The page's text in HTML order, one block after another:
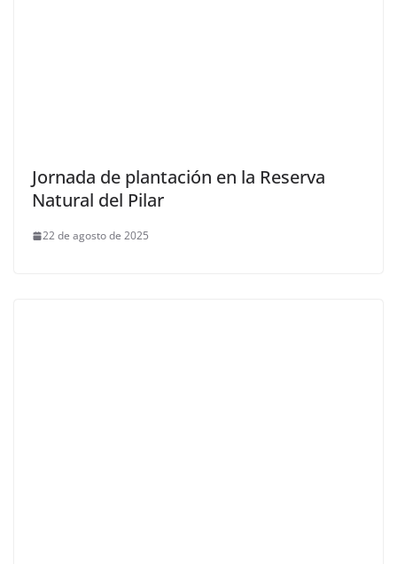
Jornada de plantación en la Reserva
Natural del Pilar
22 de agosto de 2025